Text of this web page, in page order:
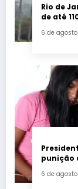
Rio de
de até
6 de
punição
6 de